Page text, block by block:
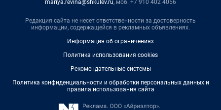
mariya.revina@shkulev.ru, моб. +7 910 402 4056
Редакция сайта не несет ответственности за достоверность
информации, содержащейся в рекламных объявлениях.
Информация об ограничениях
Политика использования cookies
Рекомендательные системы
Политика конфиденциальности и обработки персональных данных и
правила использования сайта